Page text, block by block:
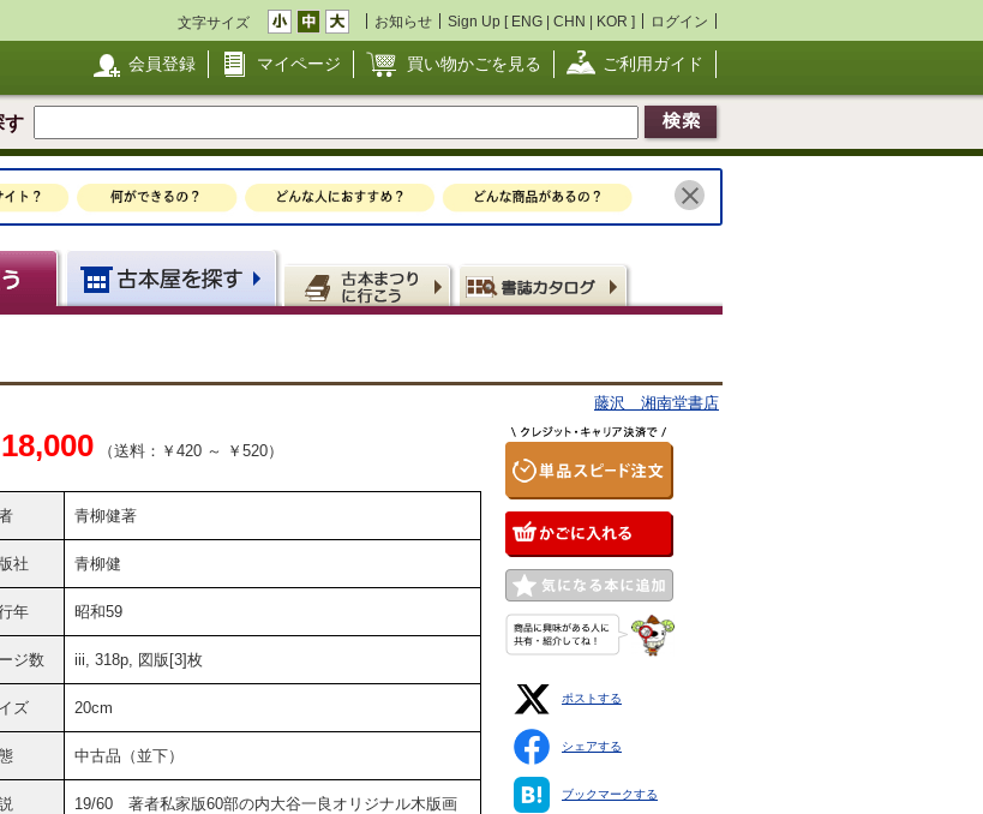
文字サイズ お知らせ Sign Up [ ENG | CHN | KOR ] ログイン
会員登録 マイページ 買い物かごを見る ご利用ガイド
す
藤沢 湘南堂書店
（送料：￥420 ～ ￥520）
青柳健著
社 青柳健
年 昭和59
ジ数 iii, 318p, 図版[3]枚
ズ 20cm
中古品（並下）
19/60 著者私家版60部の内大谷一良オリジナル木版画
ポストする
シェアする
ブックマークする